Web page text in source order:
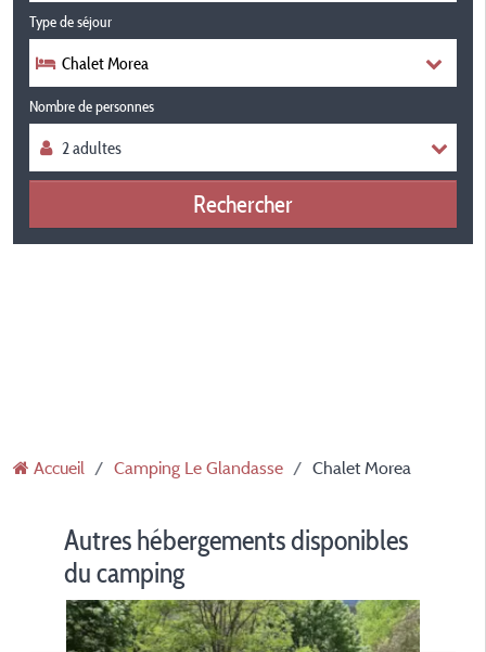
Type de séjour
Chalet Morea
Nombre de personnes
Rechercher
Accueil Camping Le Glandasse Chalet Morea
Autres hébergements disponibles
du camping